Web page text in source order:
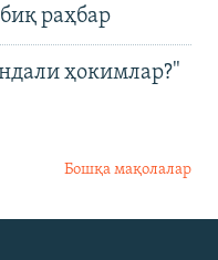
раҳбар
ҳокимлар?"
Бошқа мақолалар